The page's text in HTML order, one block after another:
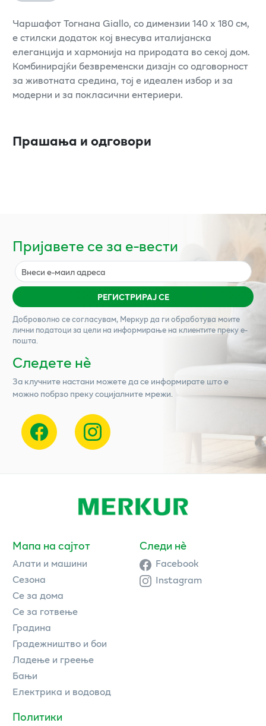
Чаршафот Тогнана Giallo, со димензии 140 x 180 см,
е стилски додаток кој внесува италијанска
елеганција и хармонија на природата во секој дом.
Комбинирајќи безвременски дизајн со одговорност
за животната средина, тој е идеален избор и за
модерни и за покласични ентериери.
Прашања и одговори
Пријавете се за е-вести
РЕГИСТРИРАЈ СЕ
Доброволно се согласувам, Меркурда ги обработува моите
лични податоци за цели на информирање на клиентите преку е-
пошта.
Следете нѐ
За клучните настани можете да се информирате што е
можно побрзо преку социјалните мрежи.
Мапа на сајтот
Алати и машини
Сезона
Се за дома
Се за готвење
Градина
Градежништво и бои
Ладење и греење
Бањи
Електрика и водовод
Политики
Следи нè
Facebook
Instagram